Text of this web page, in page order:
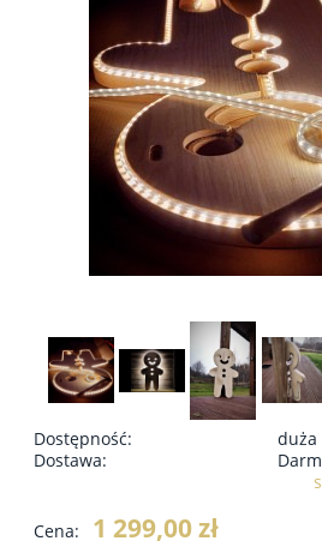
Dostępność:
duża
Dostawa:
Cena: 1 299,00 zł